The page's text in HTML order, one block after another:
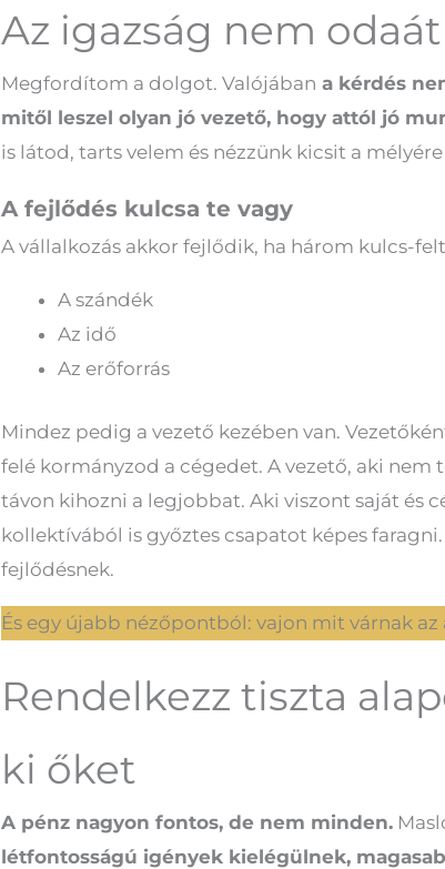
Az igazság nem
Megfordítom a dolgot. Valójában a kérdés
mitől leszel olyan jó vezető, hogy attól jó
is látod, tarts velem és nézzünk kicsit a
A fejlődés kulcsa te vagy
A vállalkozás akkor fejlődik, ha három kulcs-
A szándék
Az idő
Az erőforrás
Mindez pedig a vezető kezében van.
felé kormányzod a cégedet. A vezető, aki nem
távon kihozni a legjobbat. Aki viszont saját és
kollektívából is győztes csapatot képes
fejlődésnek.
És egy újabb nézőpontból: vajon mit várnak
Rendelkezz tiszta
ki őket
A pénz nagyon fontos, de nem minden.
létfontosságú igények kielégülnek,